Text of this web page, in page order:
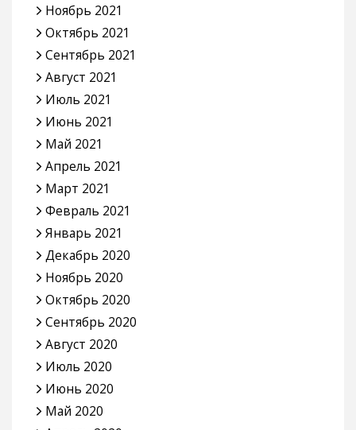
Ноябрь 2021
Октябрь 2021
Сентябрь 2021
Август 2021
Июль 2021
Июнь 2021
Май 2021
Апрель 2021
Март 2021
Февраль 2021
Январь 2021
Декабрь 2020
Ноябрь 2020
Октябрь 2020
Сентябрь 2020
Август 2020
Июль 2020
Июнь 2020
Май 2020